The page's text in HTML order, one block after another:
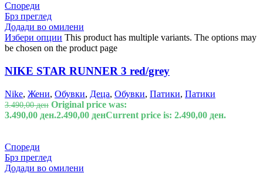
Спореди
Брз преглед
Додади во омилени
Избери опции This product has multiple variants. The options may
be chosen on the product page
NIKE STAR RUNNER 3 red/grey
Nike, Жени, Обувки, Деца, Обувки, Патики, Патики
3.490,00ден Original price was:
3.490,00 ден.2.490,00 денCurrent price is: 2.490,00 ден.
Спореди
Брз преглед
Додади во омилени